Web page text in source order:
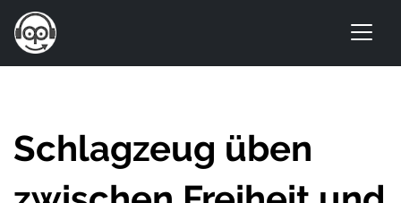
Schlagzeug üben